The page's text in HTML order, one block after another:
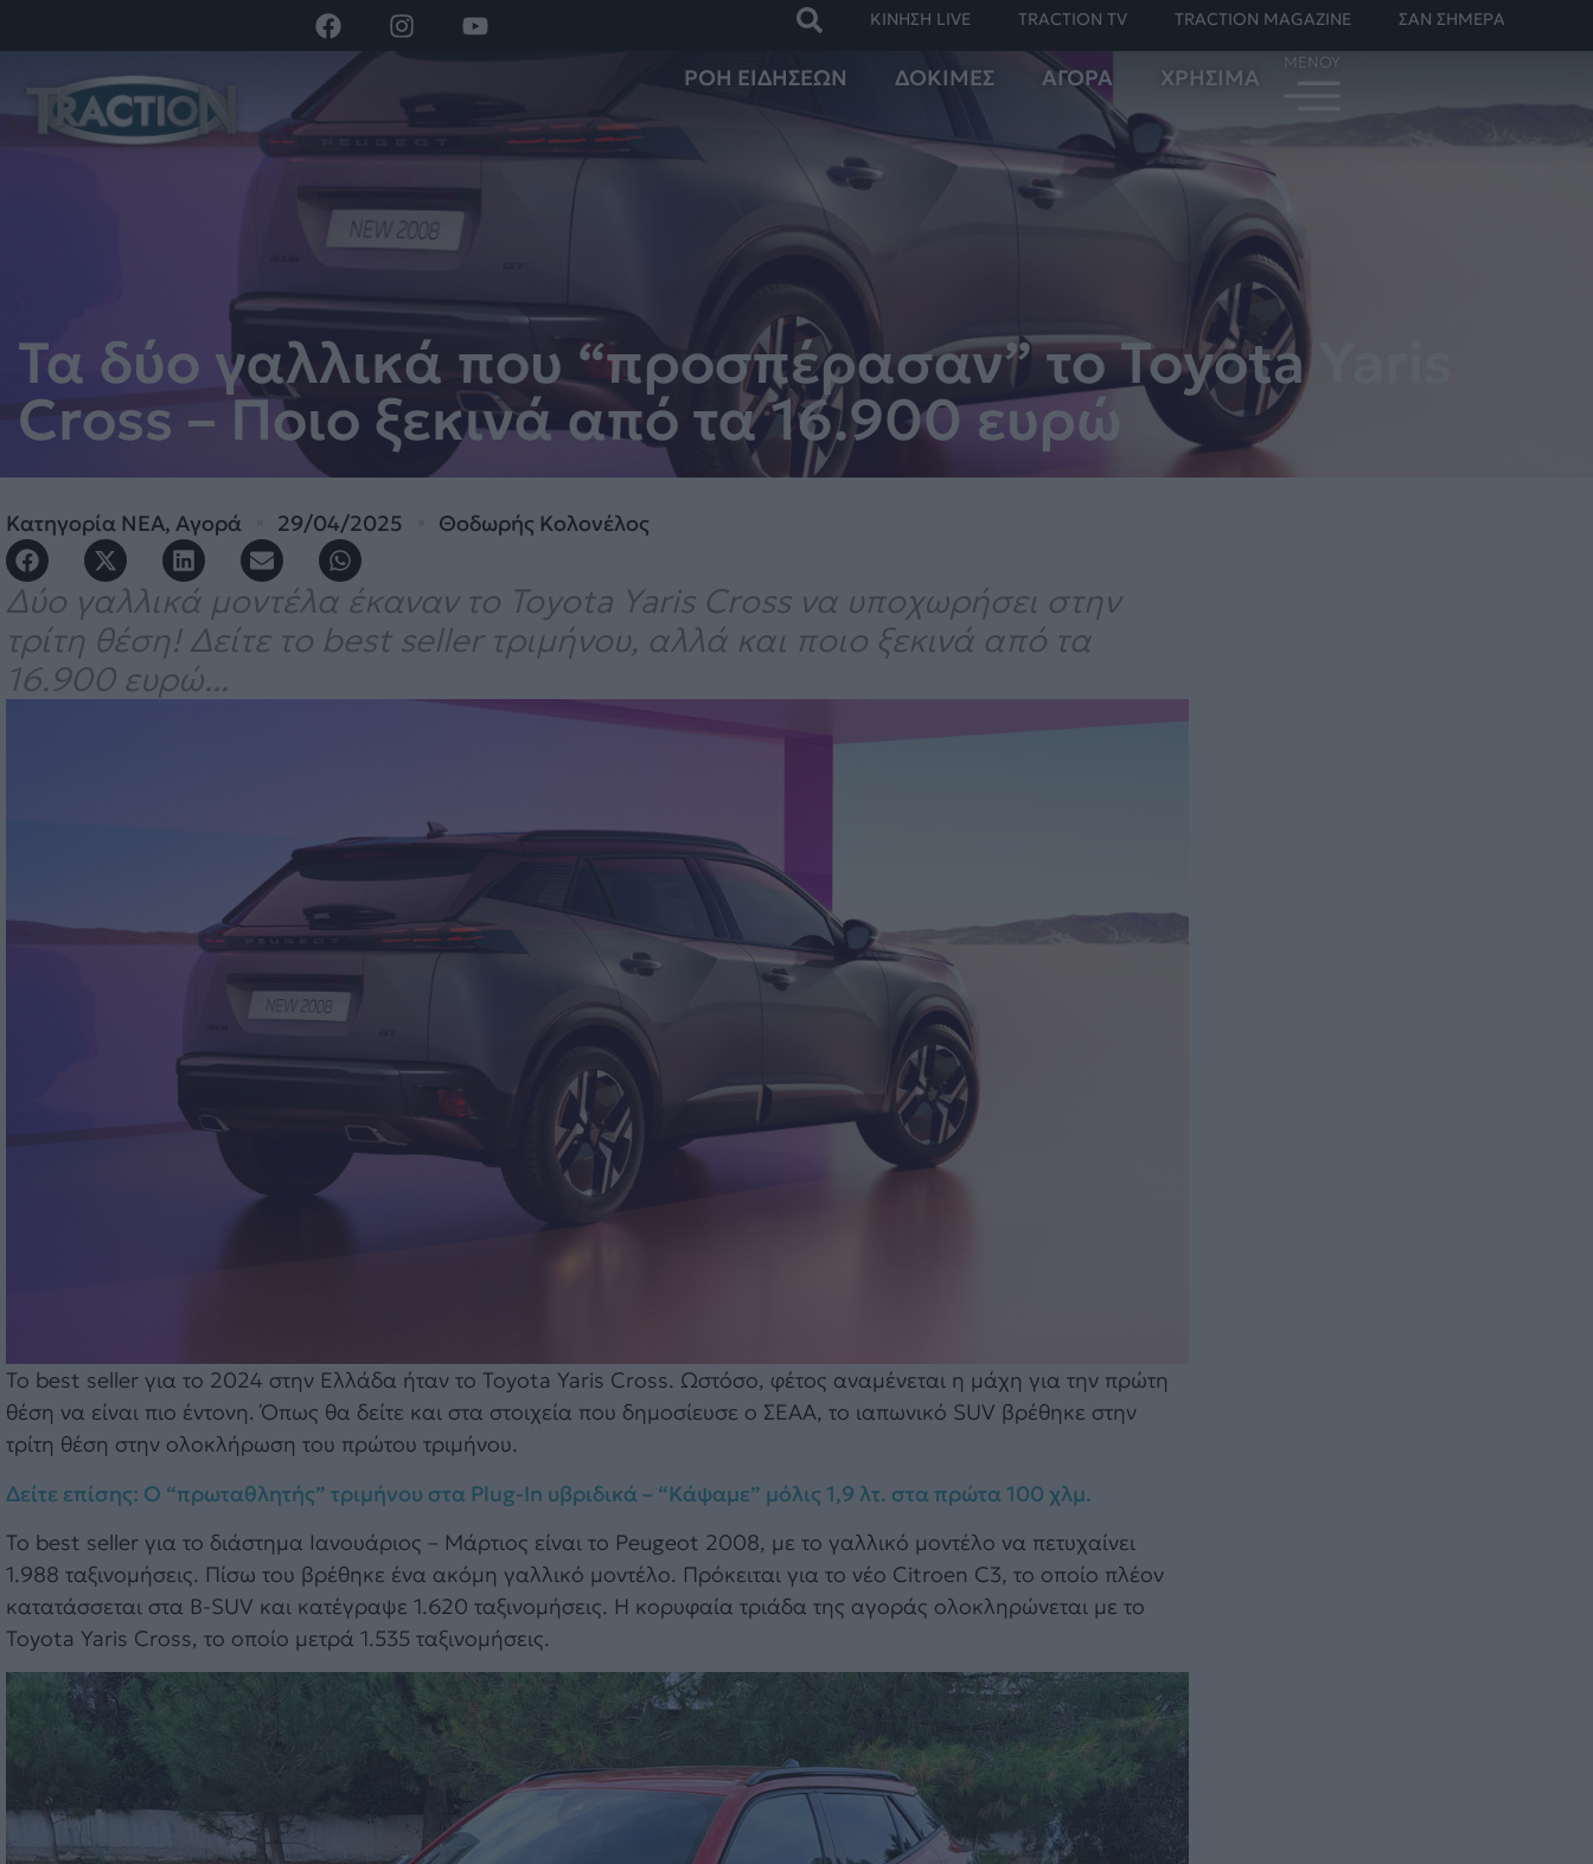
ΚΙΝΗΣΗ LIVE TRACTION TV TRACTION MAGAZINE ΣΑΝ ΣΗΜΕΡΑ
ΡΟΗ ΕΙΔΗΣΕΩΝ ΔΟΚΙΜΕΣ ΑΓΟΡΑ ΧΡΗΣΙΜΑ
Τα δύο γαλλικά που “προσπέρασαν” το Toyota Yaris
Cross – Ποιο ξεκινά από τα 16.900 ευρώ
Κατηγορία ΝΕΑ, Αγορά 29/04/2025 Θοδωρής Κολονέλος
Δύο γαλλικά μοντέλα έκαναν το Toyota Yaris Cross να υποχωρήσει στην
τρίτη θέση! Δείτε το best seller τριμήνου, αλλά και ποιο ξεκινά από τα
16.900 ευρώ...
To best seller για το 2024 στην Ελλάδα ήταν το Toyota Yaris Cross. Ωστόσο, φέτος αναμένεται η μάχη για την πρώτη
θέση να είναι πιο έντονη. Όπως θα δείτε και στα στοιχεία που δημοσίευσε ο ΣΕΑΑ, το ιαπωνικό SUV βρέθηκε στην
τρίτη θέση στην ολοκλήρωση του πρώτου τριμήνου.
Δείτε επίσης: Ο “πρωταθλητής” τριμήνου στα Plug-In υβριδικά – “Κάψαμε” μόλις 1,9 λτ. στα πρώτα 100 χλμ.
Το best seller για το διάστημα Ιανουάριος – Μάρτιος είναι το Peugeot 2008, με το γαλλικό μοντέλο να πετυχαίνει
1.988 ταξινομήσεις. Πίσω του βρέθηκε ένα ακόμη γαλλικό μοντέλο. Πρόκειται για το νέο Citroen C3, το οποίο πλέον
κατατάσσεται στα B-SUV και κατέγραψε 1.620 ταξινομήσεις. Η κορυφαία τριάδα της αγοράς ολοκληρώνεται με το
Toyota Yaris Cross, το οποίο μετρά 1.535 ταξινομήσεις.